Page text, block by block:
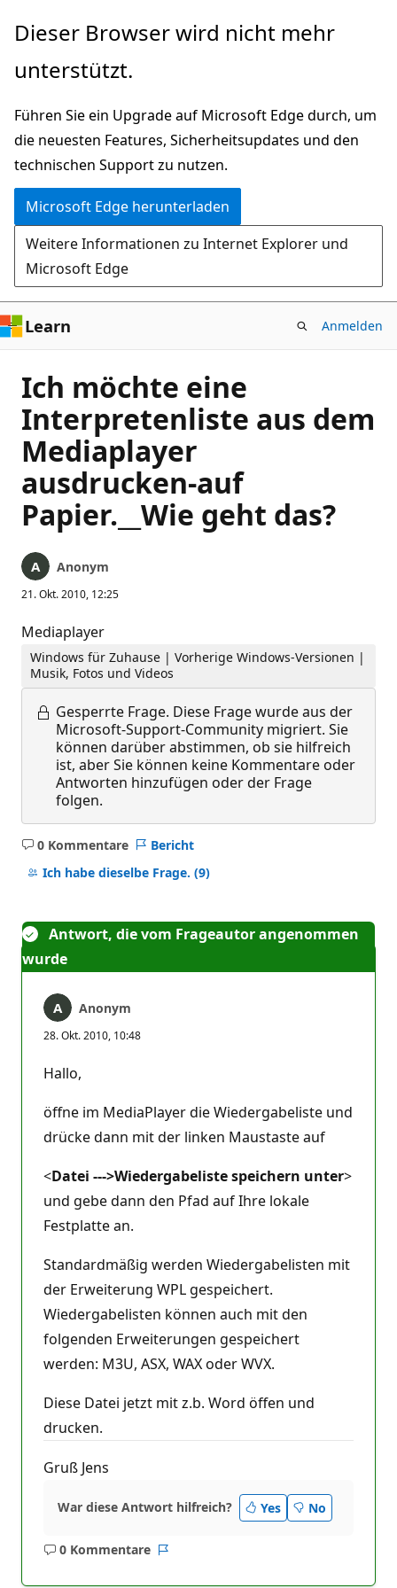
Zu
wechseln
Dieser Browser wird nicht mehr
unterstützt.
Führen Sie ein Upgrade auf Microsoft Edge durch, um
die neuesten Features, Sicherheitsupdates und den
technischen Support zu nutzen.
Microsoft Edge herunterladen
Weitere Informationen zu Internet Explorer und
Microsoft Edge
Learn Anmelden
Ich möchte eine
Interpretenliste aus dem
Mediaplayer
ausdrucken-auf
Papier.__Wie geht das?
Anonym
21. Okt. 2010, 12:25
Mediaplayer
Windows für Zuhause | Vorherige Windows-Versionen |
Musik, Fotos und Videos
Gesperrte Frage. Diese Frage wurde aus der
Microsoft-Support-Community migriert. Sie
können darüber abstimmen, ob sie hilfreich
ist, aber Sie können keine Kommentare oder
Antworten hinzufügen oder der Frage
folgen.
0 Kommentare
Keine
Kommentare
Bericht
Ich habe dieselbe Frage. (9)
Antwort, die vom Frageautor angenommen
wurde
Anonym
28. Okt. 2010, 10:48
Hallo,
öffne im MediaPlayer die Wiedergabeliste und
drücke dann mit der linken Maustaste auf
<Datei --->Wiedergabeliste speichern unter>
und gebe dann den Pfad auf Ihre lokale
Festplatte an.
Standardmäßig werden Wiedergabelisten mit
der Erweiterung WPL gespeichert.
Wiedergabelisten können auch mit den
folgenden Erweiterungen gespeichert
werden: M3U, ASX, WAX oder WVX.
Diese Datei jetzt mit z.b. Word öffen und
drucken.
Gruß Jens
War diese Antwort hilfreich? Yes No
0 Kommentare
Keine